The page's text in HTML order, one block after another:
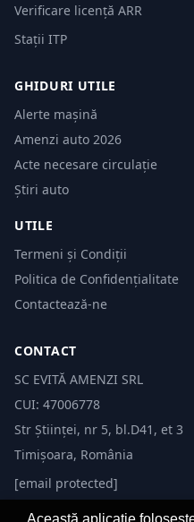
Verificare licență ARR
Stații ITP
GHIDURI UTILE
Alerte mașină
Amenzi auto 2026
Acte necesare circulație
Știri auto
UTILE
Termeni și Condiții
Politica de Confidențialitate
Contactează-ne
CONTACT
SC EVITĂ AMENZI SRL
CUI: 47006778
Str Științei, nr 5, bl.D41, et 3
Timișoara, România
[email protected]
Această aplicație